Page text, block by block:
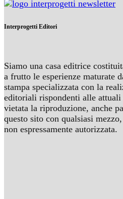
Interprogetti Editori
Siamo una casa editrice
a frutto le esperienze maturate
stampa specializzata con la
editoriali rispondenti alle
vietata la riproduzione, anche
questo sito con qualsiasi
non espressamente autorizzata.